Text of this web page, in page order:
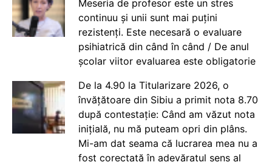
Meseria de profesor este un stres
continuu și unii sunt mai puțini
rezistenți. Este necesară o evaluare
psihiatrică din când în când / De anul
școlar viitor evaluarea este obligatorie
De la 4.90 la Titularizare 2026, o
învățătoare din Sibiu a primit nota 8.70
după contestație: Când am văzut nota
inițială, nu mă puteam opri din plâns.
Mi-am dat seama că lucrarea mea nu a
fost corectată în adevăratul sens al